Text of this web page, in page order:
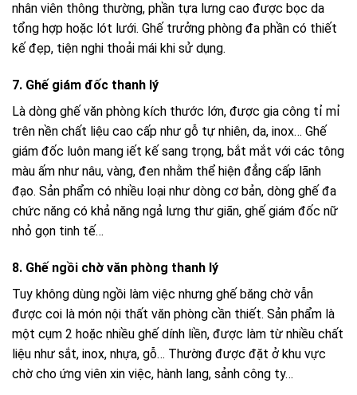
nhân viên thông thường, phần tựa lưng cao được bọc da
tổng hợp hoặc lót lưới. Ghế trưởng phòng đa phần có thiết
kế đẹp, tiện nghi thoải mái khi sử dụng.
7. Ghế giám đốc thanh lý
Là dòng ghế văn phòng kích thước lớn, được gia công tỉ mỉ
trên nền chất liệu cao cấp như gỗ tự nhiên, da, inox… Ghế
giám đốc luôn mang iết kế sang trọng, bắt mắt với các tông
màu ấm như nâu, vàng, đen nhằm thể hiện đẳng cấp lãnh
đạo. Sản phẩm có nhiều loại như dòng cơ bản, dòng ghế đa
chức năng có khả năng ngả lưng thư giãn, ghế giám đốc nữ
nhỏ gọn tinh tế…
8. Ghế ngồi chờ văn phòng thanh lý
Tuy không dùng ngồi làm việc nhưng ghế băng chờ vẫn
được coi là món nội thất văn phòng cần thiết. Sản phẩm là
một cụm 2 hoặc nhiều ghế dính liền, được làm từ nhiều chất
liệu như sắt, inox, nhựa, gỗ… Thường được đặt ở khu vực
chờ cho ứng viên xin việc, hành lang, sảnh công ty…